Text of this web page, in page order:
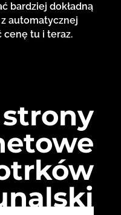
bardziej dokładną
automatycznej
cenę tu i teraz.
strony